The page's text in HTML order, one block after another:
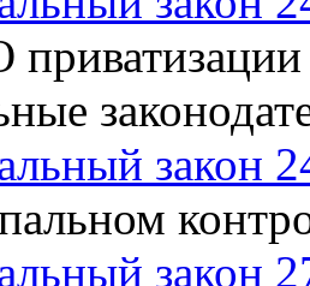
закон
закон